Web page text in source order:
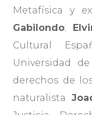
Metafísica y
Gabilondo;
Cultural
Universidad
derechos de
naturalista